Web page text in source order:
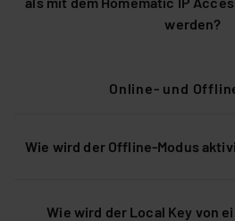
werden?
Online- und
Wie wird der Offline-Modus
Wie wird der Local Key von